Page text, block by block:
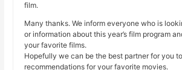
film.
Many thanks. We inform everyone who is
or information about this year’s film program
your favorite films.
Hopefully we can be the best partner for you
recommendations for your favorite movies.